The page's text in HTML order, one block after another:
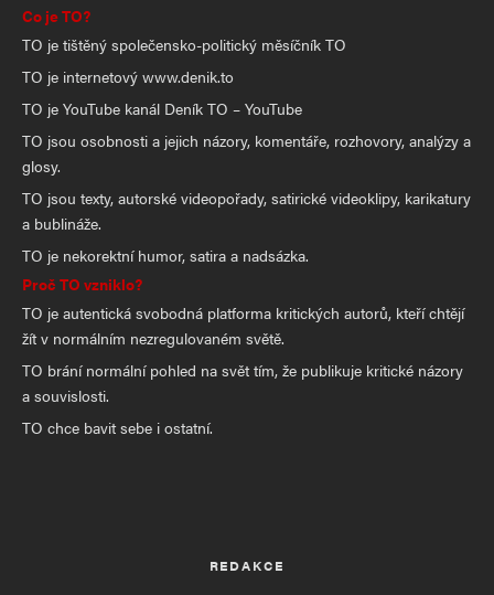
Co je TO?
TO je tištěný společensko-politický měsíčník TO
TO je internetový www.denik.to
TO je YouTube kanál Deník TO – YouTube
TO jsou osobnosti a jejich názory, komentáře, rozhovory, analýzy a
glosy.
TO jsou texty, autorské videopořady, satirické videoklipy, karikatury
a bublináže.
TO je nekorektní humor, satira a nadsázka.
Proč TO vzniklo?
TO je autentická svobodná platforma kritických autorů, kteří chtějí
žít v normálním nezregulovaném světě.
TO brání normální pohled na svět tím, že publikuje kritické názory
a souvislosti.
TO chce bavit sebe i ostatní.
REDAKCE